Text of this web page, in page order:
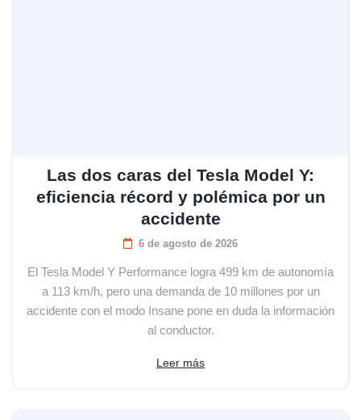
Las dos caras del Tesla Model Y:
eficiencia récord y polémica por un
accidente
6 de agosto de 2026
El Tesla Model Y Performance logra 499 km de autonomía
a 113 km/h, pero una demanda de 10 millones por un
accidente con el modo Insane pone en duda la información
al conductor.
Leer más